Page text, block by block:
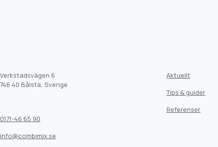
Verkstadsvägen 6
746 40 Bålsta, Sverige
0171-46 65 90
info@combimix.se
Aktuellt
Tips & guider
Referenser